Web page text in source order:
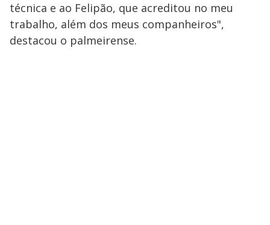
técnica e ao Felipão, que acreditou no meu
trabalho, além dos meus companheiros",
destacou o palmeirense.